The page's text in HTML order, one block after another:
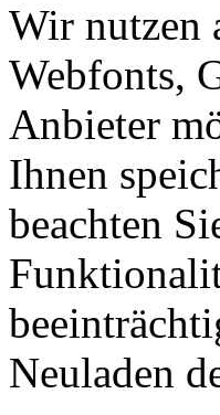
Wir nutzen
Webfonts,
Anbieter
Ihnen
beachten
Neuladen